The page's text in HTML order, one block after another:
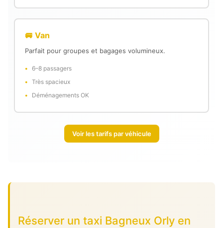
🚐 Van
Parfait pour groupes et bagages volumineux.
6–8 passagers
Très spacieux
Déménagements OK
Voir les tarifs par véhicule
Réserver un taxi Bagneux Orly en